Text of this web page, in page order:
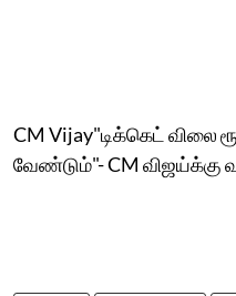
CM Vijay"டிக்கெட் விலை
வேண்டும்"- CM விஜய்க்கு